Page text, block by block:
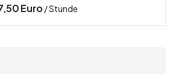
Euro / Stunde